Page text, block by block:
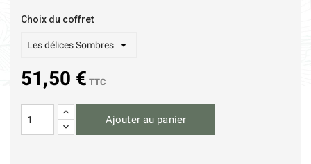
Choix du coffret
51,50 € TTC
Ajouter au panier